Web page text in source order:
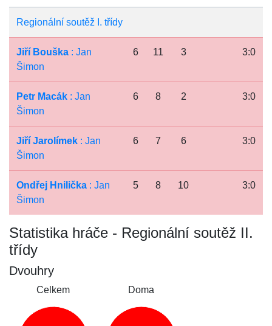
Regionální soutěž I. třídy
Jiří Bouška : Jan
Šimon
6 11 3 3:0
Petr Macák : Jan
Šimon
6 8 2 3:0
Jiří Jarolímek : Jan
Šimon
6 7 6 3:0
Ondřej Hnilička : Jan
Šimon
5 8 10 3:0
Statistika hráče - Regionální soutěž II.
třídy
Dvouhry
Celkem Doma